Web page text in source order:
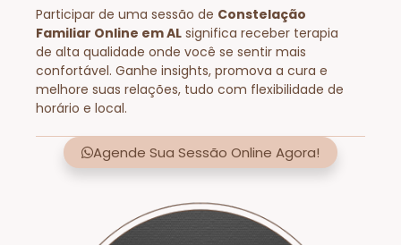
Participar de uma sessão de Constelação
Familiar Online em AL significa receber terapia
de alta qualidade onde você se sentir mais
confortável. Ganhe insights, promova a cura e
melhore suas relações, tudo com flexibilidade de
horário e local.
Agende Sua Sessão Online Agora!